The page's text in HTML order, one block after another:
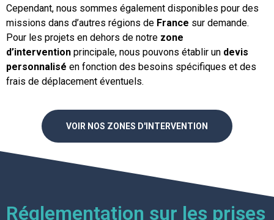
Cependant, nous sommes également disponibles pour des
missions dans d’autres régions de France sur demande.
Pour les projets en dehors de notre zone
d’intervention principale, nous pouvons établir un devis
personnalisé en fonction des besoins spécifiques et des
frais de déplacement éventuels.
VOIR NOS ZONES D'INTERVENTION
Réglementation sur les prises